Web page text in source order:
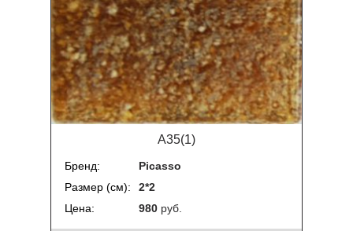
A35(1)
Бренд
Picasso
Размер (см)
2*2
Цена
980 руб.